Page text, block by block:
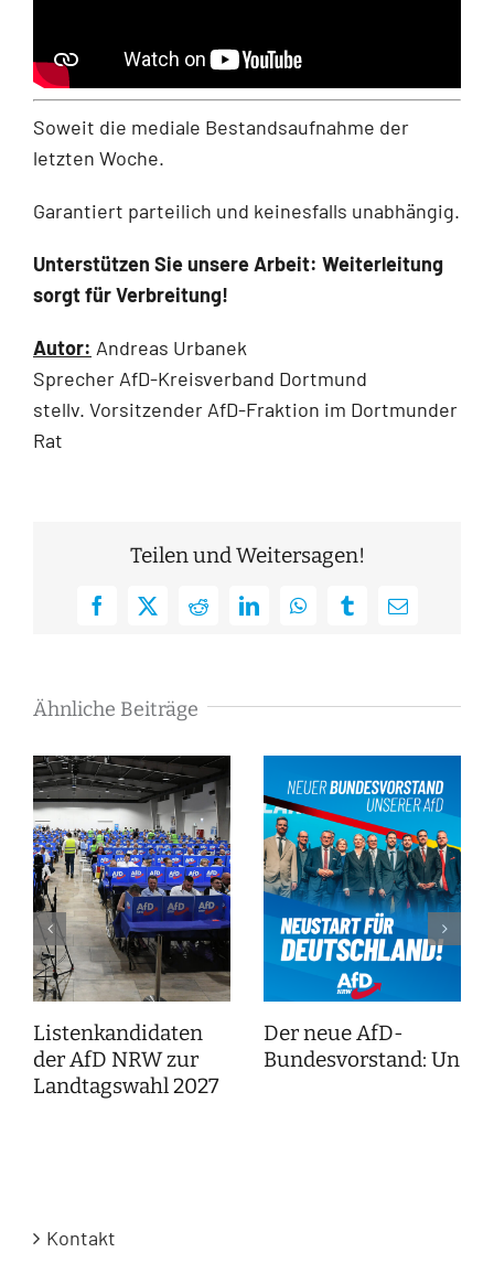
Soweit die mediale Bestandsaufnahme der
letzten Woche.
Garantiert parteilich und keinesfalls unabhängig.
Unterstützen Sie unsere Arbeit: Weiterleitung
sorgt für Verbreitung!
Autor: Andreas Urbanek
Sprecher AfD-Kreisverband Dortmund
stellv. Vorsitzender AfD-Fraktion im Dortmunder
Rat
Teilen und Weitersagen!
Facebook
X RedditLinkedInWhatsAppTumblrE-
Ähnliche Beiträge
Listenkandidaten
der AfD NRW zur
Landtagswahl 2027
Der neue AfD-
Bundesvorstand:
Kontakt